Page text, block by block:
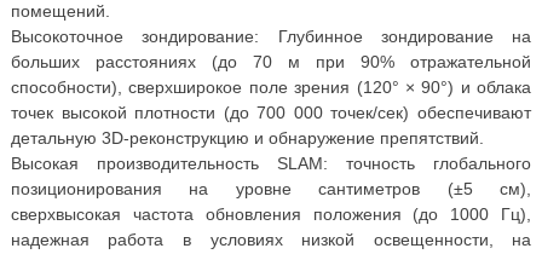
помещений.
Высокоточное зондирование: Глубинное зондирование на
больших расстояниях (до 70 м при 90% отражательной
способности), сверхширокое поле зрения (120° × 90°) и облака
точек высокой плотности (до 700 000 точек/сек) обеспечивают
детальную 3D-реконструкцию и обнаружение препятствий.
Высокая производительность SLAM: точность глобального
позиционирования на уровне сантиметров (±5 см),
сверхвысокая частота обновления положения (до 1000 Гц),
надежная работа в условиях низкой освещенности, на